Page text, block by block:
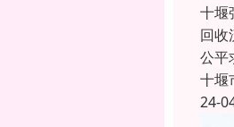
十堰
回收
公平
十堰
24-